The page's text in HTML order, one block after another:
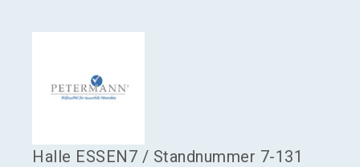
Halle ESSEN7 / Standnummer 7-131